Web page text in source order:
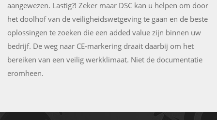
aangewezen. Lastig?! Zeker maar DSC kan u helpen om door
het doolhof van de veiligheidswetgeving te gaan en de beste
oplossingen te zoeken die een added value zijn binnen uw
bedrijf. De weg naar CE-markering draait daarbij om het
bereiken van een veilig werkklimaat. Niet de documentatie
eromheen.